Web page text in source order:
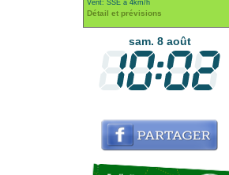
Vent: SSE à 4km/h
Détail et prévisions
sam. 8 août